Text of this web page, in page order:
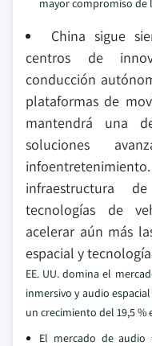
mayor compromiso de
China sigue
centros de
conducción
plataformas de
mantendrá una
soluciones
infraestructura
tecnologías de
acelerar aún más
espacial y
EE. UU. domina el
inmersivo y audio
un crecimiento del 19,5 %
El mercado de audio